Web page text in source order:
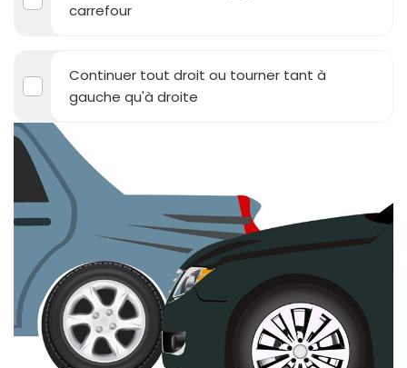
carrefour
Continuer tout droit ou tourner tant à
gauche qu'à droite